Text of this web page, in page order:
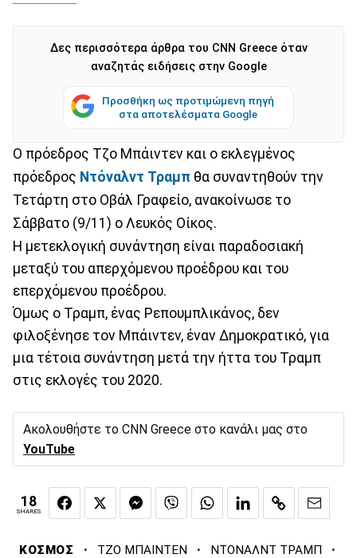
Δες περισσότερα άρθρα του CNN Greece όταν
αναζητάς ειδήσεις στην Google
Προσθήκη ως προτιμώμενη πηγή
στα αποτελέσματα Google
Ο πρόεδρος Τζο Μπάιντεν και ο εκλεγμένος
πρόεδρος Ντόναλντ Τραμπ θα συναντηθούν την
Τετάρτη στο Οβάλ Γραφείο, ανακοίνωσε το
Σάββατο (9/11) ο Λευκός Οίκος.
Η μετεκλογική συνάντηση είναι παραδοσιακή
μεταξύ του απερχόμενου προέδρου και του
επερχόμενου προέδρου.
Όμως ο Τραμπ, ένας Ρεπουμπλικάνος, δεν
φιλοξένησε τον Μπάιντεν, έναν Δημοκρατικό, για
μια τέτοια συνάντηση μετά την ήττα του Τραμπ
στις εκλογές του 2020.
Ακολουθήστε το CNN Greece στο κανάλι μας στο
YouTube
18
SHARES
ΚΟΣΜΟΣ · ΤΖΟ ΜΠΑΙΝΤΕΝ · ΝΤΟΝΑΛΝΤ ΤΡΑΜΠ ·